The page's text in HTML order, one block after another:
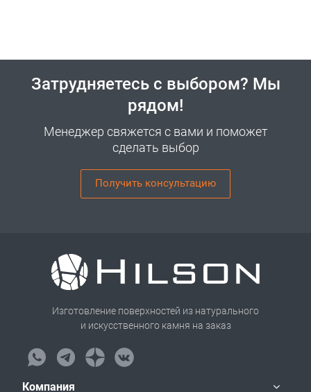
Затрудняетесь с выбором? Мы
рядом!
Менеджер свяжется с вами и поможет
сделать выбор
Получить консультацию
Изготовление поверхностей из натурального
и искусственного камня на заказ
Компания